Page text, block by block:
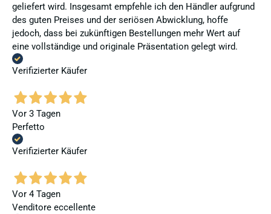
geliefert wird. Insgesamt empfehle ich den Händler aufgrund
des guten Preises und der seriösen Abwicklung, hoffe
jedoch, dass bei zukünftigen Bestellungen mehr Wert auf
eine vollständige und originale Präsentation gelegt wird.
Verifizierter Käufer
Vor 3 Tagen
Perfetto
Verifizierter Käufer
Vor 4 Tagen
Venditore eccellente